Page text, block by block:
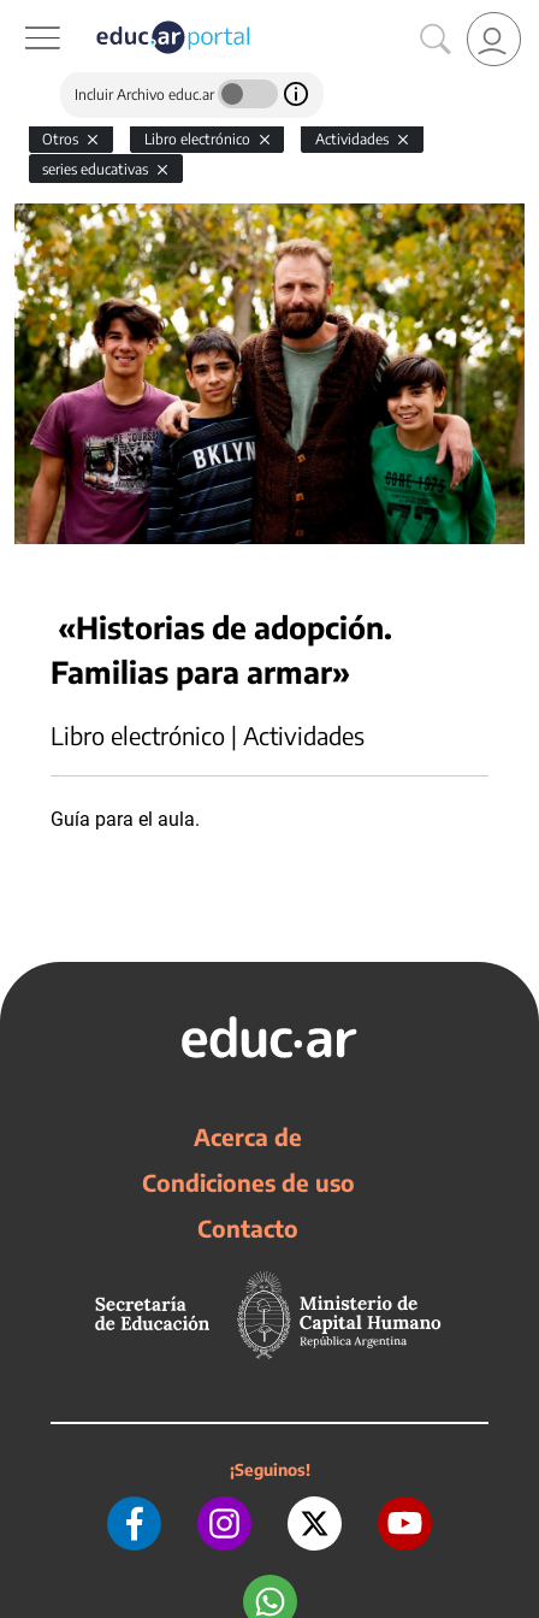
Incluir Archivo educ.ar
Otros Libro electrónico
Actividades
series educativas
«Historias de adopción.
Familias para armar»
Libro electrónico | Actividades
Guía para el aula.
Acerca de
Condiciones de uso
Contacto
¡Seguinos!